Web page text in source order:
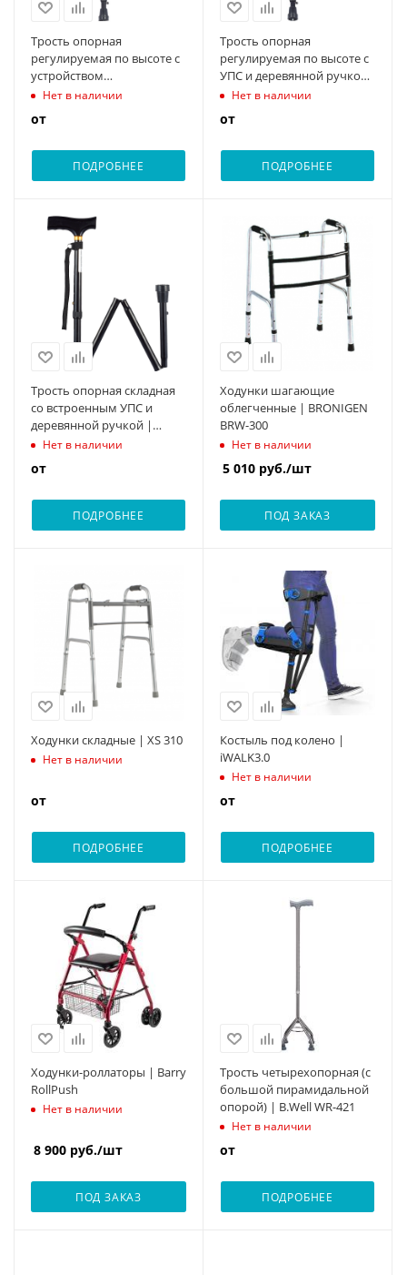
Трость опорная
регулируемая по высоте с
устройством
противоскольжения |
Нет в наличии
от
ПОДРОБНЕЕ
Трость опорная
регулируемая по высоте с
УПС и деревянной ручкой
| BRONIGEN BOC-200
Нет в наличии
от
ПОДРОБНЕЕ
Трость опорная складная
со встроенным УПС и
деревянной ручкой |
BRONIGEN BOC-300
Нет в наличии
от
ПОДРОБНЕЕ
Ходунки шагающие
облегченные | BRONIGEN
BRW-300
Нет в наличии
5 010 руб./шт
ПОД ЗАКАЗ
Ходунки складные | XS 310
Нет в наличии
от
ПОДРОБНЕЕ
Костыль под колено |
iWALK3.0
Нет в наличии
от
ПОДРОБНЕЕ
Ходунки-роллаторы | Barry
RollPush
Нет в наличии
8 900 руб./шт
ПОД ЗАКАЗ
Трость четырехопорная (с
большой пирамидальной
опорой) | B.Well WR-421
Нет в наличии
от
ПОДРОБНЕЕ